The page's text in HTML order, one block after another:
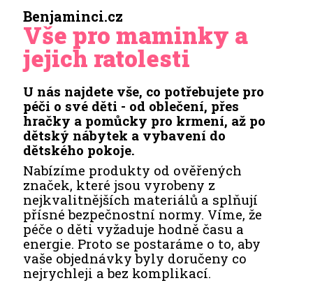
Benjaminci.cz
Vše pro maminky a
jejich ratolesti
U nás najdete vše, co potřebujete pro
péči o své děti - od oblečení, přes
hračky a pomůcky pro krmení, až po
dětský nábytek a vybavení do
dětského pokoje.
Nabízíme produkty od ověřených
značek, které jsou vyrobeny z
nejkvalitnějších materiálů a splňují
přísné bezpečnostní normy. Víme, že
péče o děti vyžaduje hodně času a
energie. Proto se postaráme o to, aby
vaše objednávky byly doručeny co
nejrychleji a bez komplikací.